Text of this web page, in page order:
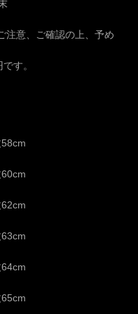
注意、ご確認の上、予め
す。